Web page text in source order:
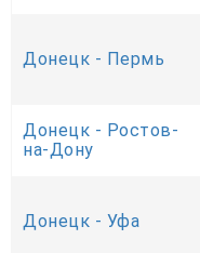
Донецк - Пермь
Донецк - Ростов-
на-Дону
Донецк - Уфа